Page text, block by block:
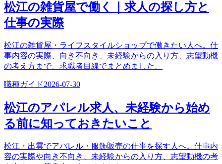
松江の雑貨屋で働く｜求人の探し方と
仕事の実際
松江の雑貨屋・ライフスタイルショップで働きたい人へ。仕
事内容の実際、向き不向き、未経験からの入り方、志望動機
の考え方まで、求職者目線でまとめました。
職種ガイド2026-07-30
松江のアパレル求人、未経験から始め
る前に知っておきたいこと
松江・出雲でアパレル・服飾販売の仕事を探す人へ。仕事内
容の実際や向き不向き、未経験からの入り方、志望動機の考